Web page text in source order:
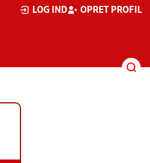
LOG IND OPRET PROFIL